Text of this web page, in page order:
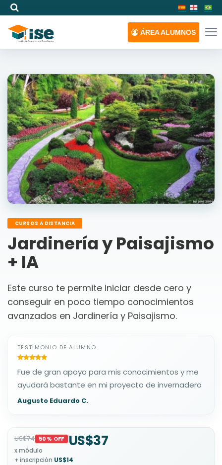
ÁREAALUMNOS
CURSOS A DISTANCIA
Jardinería y Paisajismo
+ IA
Este curso te permite iniciar desde cero y
conseguir en poco tiempo conocimientos
avanzados en Jardinería y Paisajismo.
TESTIMONIO DE ALUMNO
Fue de gran apoyo para mis conocimientos y me
ayudará bastante en mi proyecto de invernadero
Augusto Eduardo C.
US$74 50% OFF US$37
x módulo
+ inscripción US$14